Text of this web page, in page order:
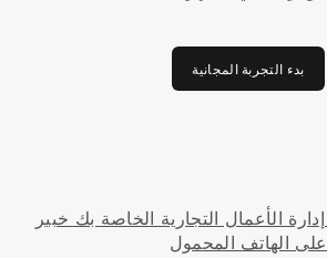
بدء التجربة المجانية
إدارة الأعمال التجارية الخاصة بك خبير woocommerce
على الهاتف المحمول